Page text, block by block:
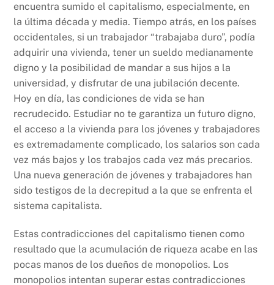
encuentra sumido el capitalismo, especialmente, en
la última década y media. Tiempo atrás, en los países
occidentales, si un trabajador “trabajaba duro”, podía
adquirir una vivienda, tener un sueldo medianamente
digno y la posibilidad de mandar a sus hijos a la
universidad, y disfrutar de una jubilación decente.
Hoy en día, las condiciones de vida se han
recrudecido. Estudiar no te garantiza un futuro digno,
el acceso a la vivienda para los jóvenes y trabajadores
es extremadamente complicado, los salarios son cada
vez más bajos y los trabajos cada vez más precarios.
Una nueva generación de jóvenes y trabajadores han
sido testigos de la decrepitud a la que se enfrenta el
sistema capitalista.
Estas contradicciones del capitalismo tienen como
resultado que la acumulación de riqueza acabe en las
pocas manos de los dueños de monopolios. Los
monopolios intentan superar estas contradicciones